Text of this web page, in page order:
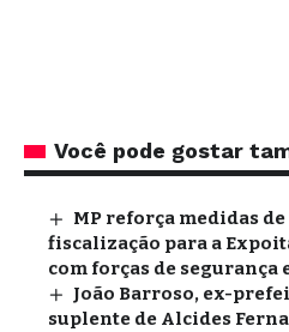
Você pode gostar
MP reforça medidas
fiscalização para a
com forças de segurança
João Barroso, ex-
suplente de Alcides